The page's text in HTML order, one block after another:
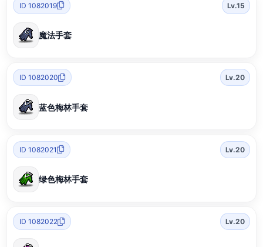
ID 1082019 Lv.15
魔法手套
ID 1082020 Lv.20
蓝色梅林手套
ID 1082021 Lv.20
绿色梅林手套
ID 1082022 Lv.20